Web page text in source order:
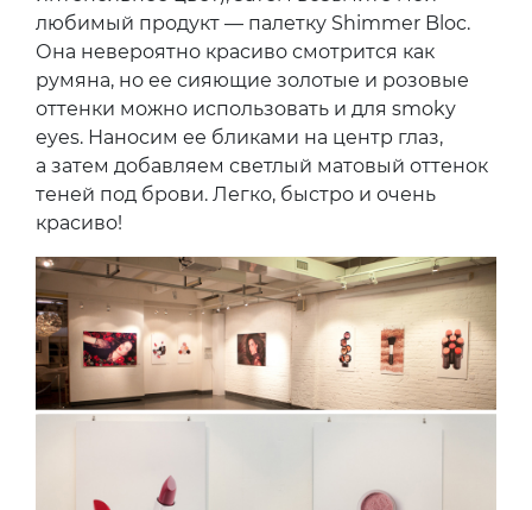
любимый продукт — палетку Shimmer Bloc.
Она невероятно красиво смотрится как
румяна, но ее сияющие золотые и розовые
оттенки можно использовать и для smoky
eyes. Наносим ее бликами на центр глаз,
а затем добавляем светлый матовый оттенок
теней под брови. Легко, быстро и очень
красиво!